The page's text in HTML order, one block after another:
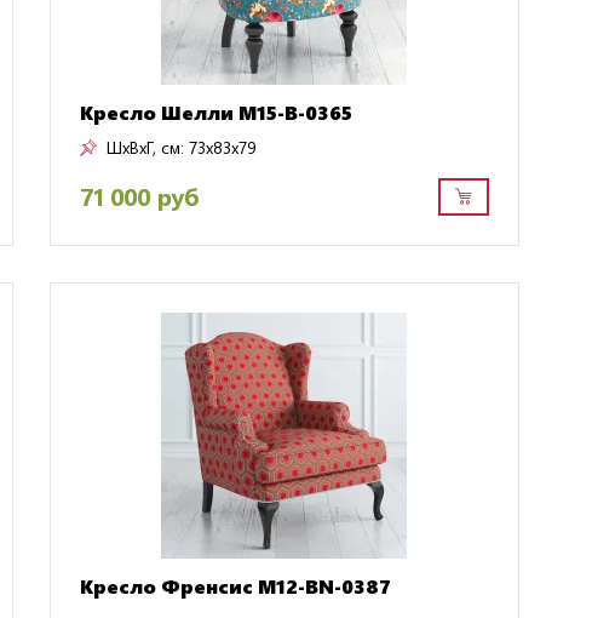
Кресло Шелли M15-B-0365
ШxВxГ, см: 73x83x79
71 000 руб
Кресло Френсис M12-BN-0387